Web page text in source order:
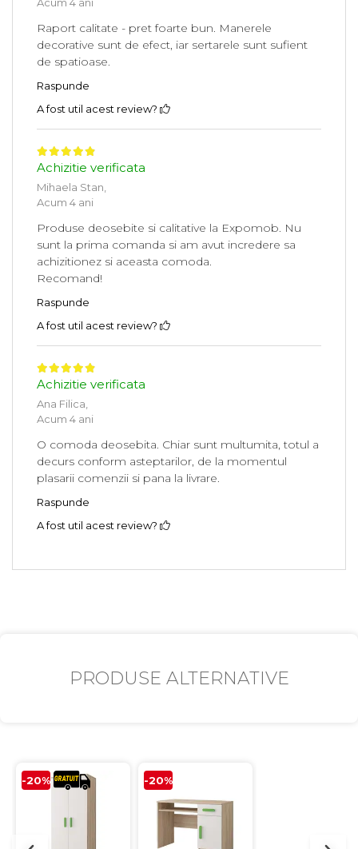
Raport calitate - pret foarte bun. Manerele
decorative sunt de efect, iar sertarele sunt sufient
de spatioase.
Raspunde
A fost util acest review?
Achizitie verificata
Mihaela Stan,
Acum 4 ani
Produse deosebite si calitative la Expomob. Nu
sunt la prima comanda si am avut incredere sa
achizitionez si aceasta comoda.
Recomand!
Raspunde
A fost util acest review?
Achizitie verificata
Ana Filica,
Acum 4 ani
O comoda deosebita. Chiar sunt multumita, totul a
decurs conform asteptarilor, de la momentul
plasarii comenzii si pana la livrare.
Raspunde
A fost util acest review?
PRODUSE ALTERNATIVE
-20% -20%